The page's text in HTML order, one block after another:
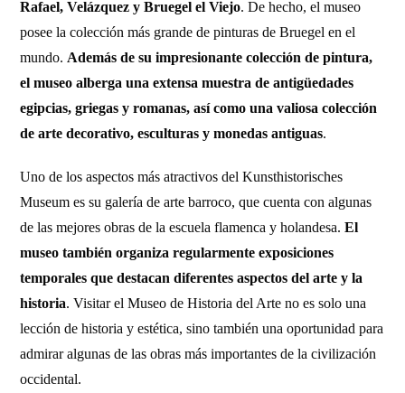
Rafael, Velázquez y Bruegel el Viejo. De hecho, el museo
posee la colección más grande de pinturas de Bruegel en el
mundo. Además de su impresionante colección de pintura,
el museo alberga una extensa muestra de antigüedades
egipcias, griegas y romanas, así como una valiosa colección
de arte decorativo, esculturas y monedas antiguas.
Uno de los aspectos más atractivos del Kunsthistorisches
Museum es su galería de arte barroco, que cuenta con algunas
de las mejores obras de la escuela flamenca y holandesa.El
museo también organiza regularmente exposiciones
temporales que destacan diferentes aspectos del arte y la
historia. Visitar el Museo de Historia del Arte no es solo una
lección de historia y estética, sino también una oportunidad para
admirar algunas de las obras más importantes de la civilización
occidental.